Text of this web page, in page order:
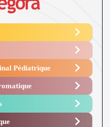
Pédiatrique